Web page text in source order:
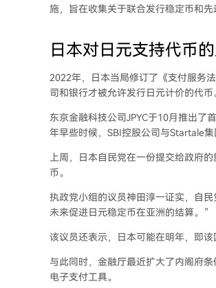
施，旨在收集关于联合发行稳定币和先
日本对日元支持代币
2022年，日本当局修订了《支付服务
司和银行才被允许发行日元计价的代币
东京金融科技公司JPYC于10月推出了
年早些时候，SBI控股公司与Startale
上周，日本自民党在一份提交给政府
币。
执政党小组的议员神田淳一证实，自
未来促进日元稳定币在亚洲的结算。”
该议员还表示，日本可能在明年，即
与此同时，金融厅最近扩大了内阁府
电子支付工具。